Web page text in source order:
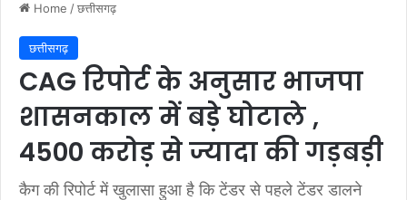
Home /छत्तीसगढ़
छत्तीसगढ़
CAG रिपोर्ट के अनुसार भाजपा
शासनकाल में बड़े घोटाले ,
4500 करोड़ से ज्यादा की गड़बड़ी
कैग की रिपोर्ट में खुलासा हुआ है कि टेंडर से पहले टेंडर डालने